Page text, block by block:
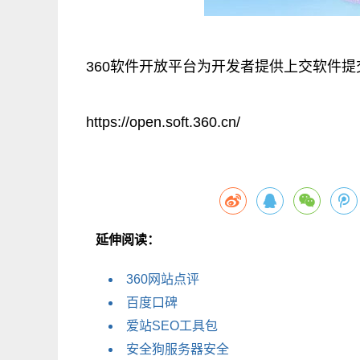
360软件开放平台为开发者提供上交软件提
https://open.soft.360.cn/
延伸阅读：
360网站点评
百度口碑
爱站SEO工具包
安全狗服务器安全